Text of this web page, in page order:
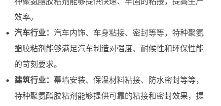
效率。
汽车行业： 汽车内饰、车身粘接、密封等等，特种聚氨
酯胶粘剂能够满足汽车制造对强度、耐候性和环保性能
的苛刻要求。
建筑行业： 幕墙安装、保温材料粘接、防水密封等等，
特种聚氨酯胶粘剂能够提供可靠的粘接和密封效果，提